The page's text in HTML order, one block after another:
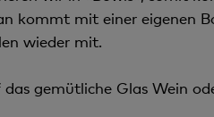
kommt mit einer eigenen
wieder mit.
gemütliche Glas Wein